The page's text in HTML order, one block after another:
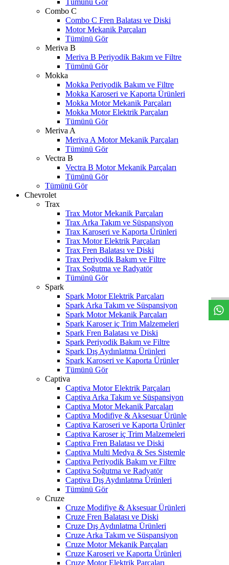
Tümünü Gör
Combo C
Combo C Fren Balatası ve Diski
Motor Mekanik Parçaları
Tümünü Gör
Meriva B
Meriva B Periyodik Bakım ve Filtre
Tümünü Gör
Mokka
Mokka Periyodik Bakım ve Filtre
Mokka Karoseri ve Kaporta Ürünleri
Mokka Motor Mekanik Parçaları
Mokka Motor Elektrik Parçaları
Tümünü Gör
Meriva A
Meriva A Motor Mekanik Parçaları
Tümünü Gör
Vectra B
Vectra B Motor Mekanik Parçaları
Tümünü Gör
Tümünü Gör
Chevrolet
Trax
Trax Motor Mekanik Parçaları
Trax Arka Takım ve Süspansiyon
Trax Karoseri ve Kaporta Ürünleri
Trax Motor Elektrik Parçaları
Trax Fren Balatası ve Diski
Trax Periyodik Bakım ve Filtre
Trax Soğutma ve Radyatör
Tümünü Gör
Spark
Spark Motor Elektrik Parçaları
Spark Arka Takım ve Süspansiyon
Spark Motor Mekanik Parçaları
Spark Karoser iç Trim Malzemeleri
Spark Fren Balatası ve Diski
Spark Periyodik Bakım ve Filtre
Spark Dış Aydınlatma Ürünleri
Spark Karoseri ve Kaporta Ürünler
Tümünü Gör
Captiva
Captiva Motor Elektrik Parçaları
Captiva Arka Takım ve Süspansiyon
Captiva Motor Mekanik Parçaları
Captiva Modifiye & Aksesuar Ürünle
Captiva Karoseri ve Kaporta Ürünler
Captiva Karoser iç Trim Malzemeleri
Captiva Fren Balatası ve Diski
Captiva Multi Medya & Ses Sistemle
Captiva Periyodik Bakım ve Filtre
Captiva Soğutma ve Radyatör
Captiva Dış Aydınlatma Ürünleri
Tümünü Gör
Cruze
Cruze Modifiye & Aksesuar Ürünleri
Cruze Fren Balatası ve Diski
Cruze Dış Aydınlatma Ürünleri
Cruze Arka Takım ve Süspansiyon
Cruze Motor Mekanik Parçaları
Cruze Karoseri ve Kaporta Ürünleri
Cruze Motor Elektrik Parçaları